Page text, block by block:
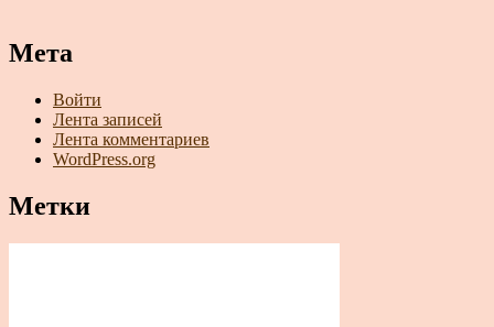
Мета
Войти
Лента записей
Лента комментариев
WordPress.org
Метки